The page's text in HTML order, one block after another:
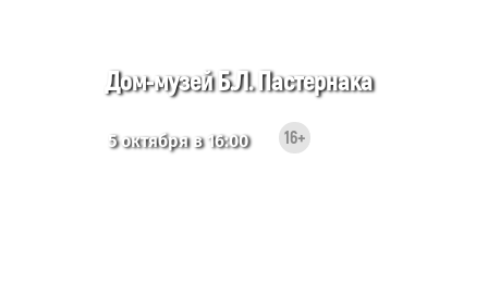
Дом-музей Б.Л. Пастернака
5 октября в 16:00 16+